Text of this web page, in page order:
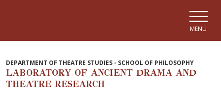
MENU
DEPARTMENT OF THEATRE STUDIES - SCHOOL OF PHILOSOPHY
LABORATORY OF ANCIENT DRAMA AND
THEATRE RESEARCH